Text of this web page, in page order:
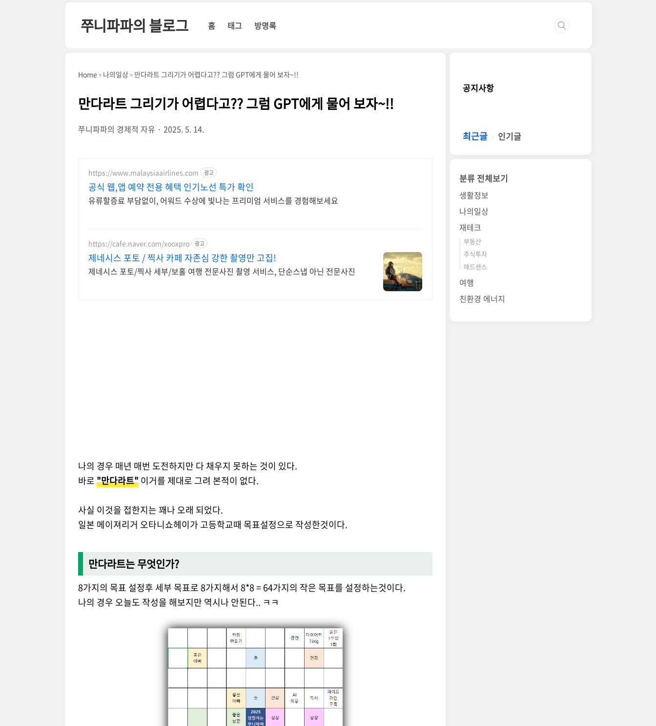
쭈니파파의 블로그 홈 태그 방명록
Home 나의일상 만다라트 그리기가 어렵다고?? 그럼 GPT에게 물어 보자~!!
만다라트 그리기가 어렵다고?? 그럼 GPT에게 물어 보자~!!
쭈니파파의 경제적 자유 2025. 5. 14.
https://www.malaysiaairlines.com 광고
공식 웹,앱 예약 전용 혜택 인기노선 특가 확인
유류할증료 부담없이, 어워드 수상에 빛나는 프리미엄 서비스를 경험해보세요
https://cafe.naver.com/xooxpro 광고
제네시스 포토 / 찍사 카페 자존심 강한 촬영만 고집!
제네시스 포토/찍사 세부/보홀 여행 전문사진 촬영 서비스, 단순스냅 아닌 전문사진
나의 경우 매년 매번 도전하지만 다 채우지 못하는 것이 있다.
바로"만다라트"이거를 제대로 그려 본적이 없다.
사실 이것을 접한지는 꽤나 오래 되었다.
일본 메이져리거 오타니쇼헤이가 고등학교때 목표설정으로 작성한것이다.
만다라트는 무엇인가?
8가지의 목표 설정후 세부 목표로 8가지해서 8*8 = 64가지의 작은 목표를 설정하는것이다.
나의 경우 오늘도 작성을 해보지만 역시나 안된다.. ㅋㅋ
공지사항
최근글 인기글
분류 전체보기
생활정보
나의일상
재테크
부동산
주식투자
애드센스
여행
친환경 에너지